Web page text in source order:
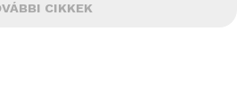
CIKKEK